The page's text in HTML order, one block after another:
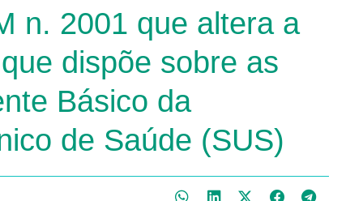
n. 2001 que altera a
dispõe sobre as
Básico da
de Saúde (SUS)